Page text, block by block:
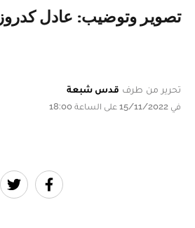
تصوير وتوضيب: عادل كدروز
تحرير من طرف قدس شبعة
في 15/11/2022 على الساعة 18:00